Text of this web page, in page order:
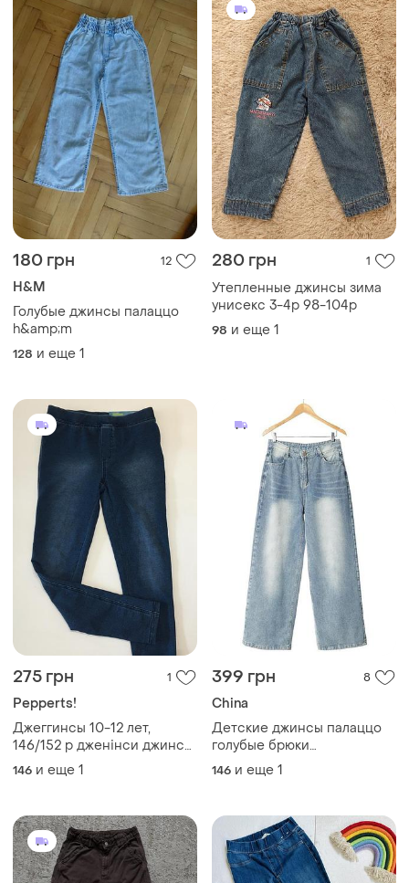
180 грн 12
H&M
Голубые джинсы палаццо
h&amp;m
128 и еще 1
280 грн 1
Утепленные джинсы зима
унисекс 3-4р 98-104р
98 и еще 1
275 грн 1
Pepperts!
Джеггинсы 10-12 лет,
146/152 р дженінси джинси
штани
146 и еще 1
399 грн 8
China
Детские джинсы палаццо
голубые брюки
повседневные широкие
багги модные тренд zara
девочек h&m denim baggy
jean’s bershka kids
146 и еще 1